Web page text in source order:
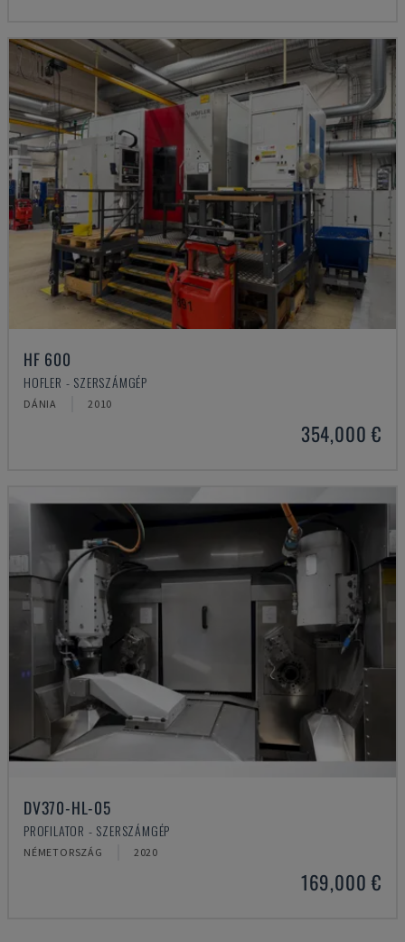
HF 600
HOFLER - SZERSZÁMGÉP
DÁNIA 2010
354,000 €
DV370-HL-05
PROFILATOR - SZERSZÁMGÉP
NÉMETORSZÁG 2020
169,000 €